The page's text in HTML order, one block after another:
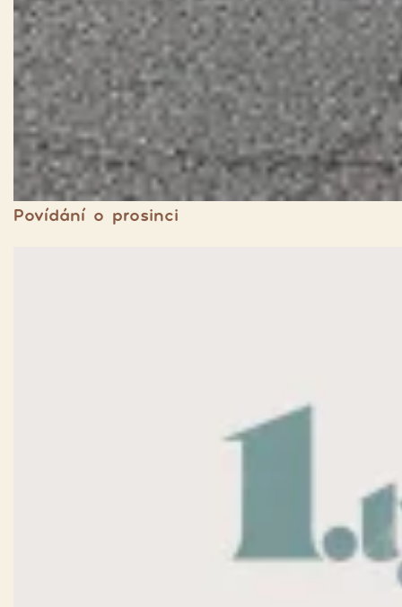
Povídání o prosinci